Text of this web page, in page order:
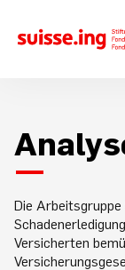
Die
Versicherten